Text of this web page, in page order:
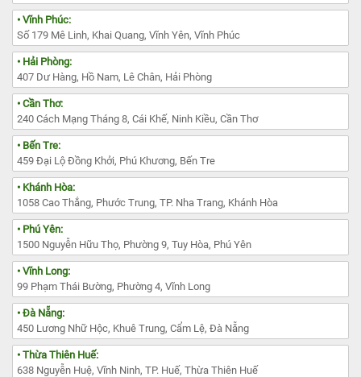
• Vĩnh Phúc:
Số 179 Mê Linh, Khai Quang, Vĩnh Yên, Vĩnh Phúc
• Hải Phòng:
407 Dư Hàng, Hồ Nam, Lê Chân, Hải Phòng
• Cần Thơ:
240 Cách Mạng Tháng 8, Cái Khế, Ninh Kiều, Cần Thơ
• Bến Tre:
459 Đại Lộ Đồng Khởi, Phú Khương, Bến Tre
• Khánh Hòa:
1058 Cao Thắng, Phước Trung, TP. Nha Trang, Khánh Hòa
• Phú Yên:
1500 Nguyễn Hữu Thọ, Phường 9, Tuy Hòa, Phú Yên
• Vĩnh Long:
99 Phạm Thái Bường, Phường 4, Vĩnh Long
• Đà Nẵng:
450 Lương Nhữ Hộc, Khuê Trung, Cẩm Lệ, Đà Nẵng
• Thừa Thiên Huế:
638 Nguyễn Huệ, Vĩnh Ninh, TP. Huế, Thừa Thiên Huế